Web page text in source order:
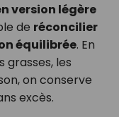
version légère
de réconcilier
équilibrée. En
les
on conserve
excès.